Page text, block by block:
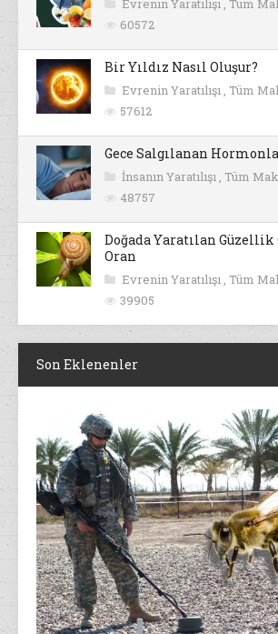
Evrenin Yaratılışı , Tüm
60572
Bir Yıldız Nasıl Oluşur?
Evrenin Yaratılışı , Tüm
57612
Gece Salgılanan
İnsanın Yaratılışı , Tüm
48757
Doğada Yaratılan Güzellik
Oran
Evrenin Yaratılışı , Tüm
39905
Son Eklenenler